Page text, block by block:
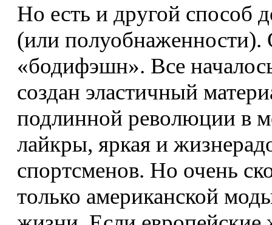
Но есть и другой способ
(или полуобнаженности).
«бодифэшн». Все
создан эластичный
подлинной революции в
лайкры, яркая и
спортсменов. Но очень
только американской